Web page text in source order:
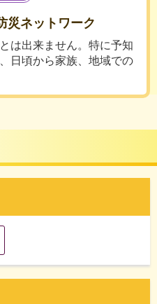
災ネットワーク
は出来ません。特に予知
日頃から家族、地域での